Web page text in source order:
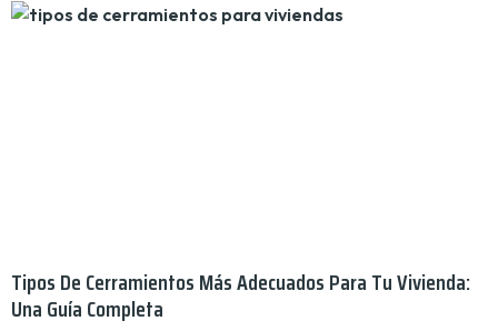
Tipos De Cerramientos Más Adecuados Para Tu Vivienda:
Una Guía Completa